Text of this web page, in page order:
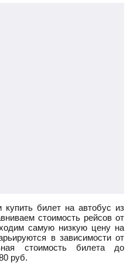
билет на автобус из
стоимость рейсов от
самую низкую цену на
в зависимости от
стоимость билета до
руб.